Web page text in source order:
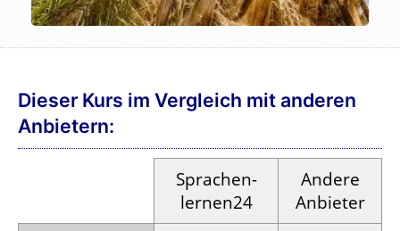
Dieser Kurs im Vergleich mit anderen
Anbietern:
Sprachen­
lernen24
Andere
Anbieter